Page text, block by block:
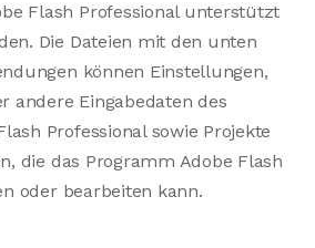
Flash Professional unterstützt
Die Dateien mit den unten
können Einstellungen,
andere Eingabedaten des
Professional sowie Projekte
die das Programm Adobe Flash
oder bearbeiten kann.